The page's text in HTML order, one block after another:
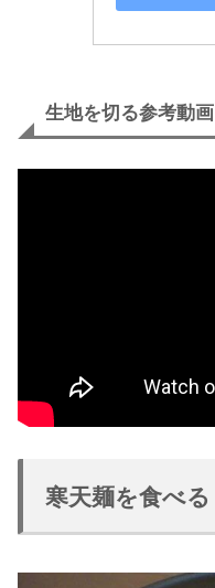
生地を切る参考動画
寒天麺を食べる